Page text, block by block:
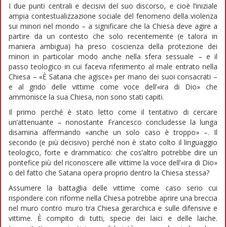
I due punti centrali e decisivi del suo discorso, e cioè l’iniziale
ampia contestualizzazione sociale del fenomeno della violenza
sui minori nel mondo – a significare che la Chiesa deve agire a
partire da un contesto che solo recentemente (e talora in
maniera ambigua) ha preso coscienza della protezione dei
minori in particolar modo anche nella sfera sessuale – e il
passo teologico in cui faceva riferimento al male entrato nella
Chiesa – «È Satana che agisce» per mano dei suoi consacrati –
e al grido delle vittime come voce dell’«ira di Dio» che
ammonisce la sua Chiesa, non sono stati capiti.
Il primo perché è stato letto come il tentativo di cercare
un’attenuante – nonostante Francesco concludesse la lunga
disamina affermando «anche un solo caso è troppo» –. Il
secondo (e più decisivo) perché non è stato colto il linguaggio
teologico, forte e drammatico: che cos’altro potrebbe dire un
pontefice più del riconoscere alle vittime la voce dell’«ira di Dio»
o del fatto che Satana opera proprio dentro la Chiesa stessa?
Assumere la battaglia delle vittime come caso serio cui
rispondere con riforme nella Chiesa potrebbe aprire una breccia
nel muro contro muro tra Chiesa gerarchica e sulle difensive e
vittime. È compito di tutti, specie dei laici e delle laiche.